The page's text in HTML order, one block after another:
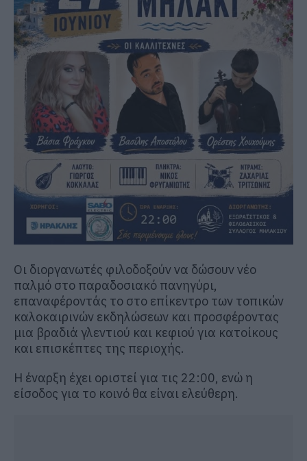
Οι διοργανωτές φιλοδοξούν να δώσουν νέο
παλμό στο παραδοσιακό πανηγύρι,
επαναφέροντάς το στο επίκεντρο των τοπικών
καλοκαιρινών εκδηλώσεων και προσφέροντας
μια βραδιά γλεντιού και κεφιού για κατοίκους
και επισκέπτες της περιοχής.
Η έναρξη έχει οριστεί για τις 22:00, ενώ η
είσοδος για το κοινό θα είναι ελεύθερη.